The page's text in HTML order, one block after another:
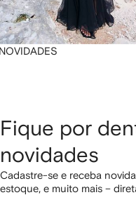
Fique por
novidades
Cadastre-se e receba
estoque, e muito mais –